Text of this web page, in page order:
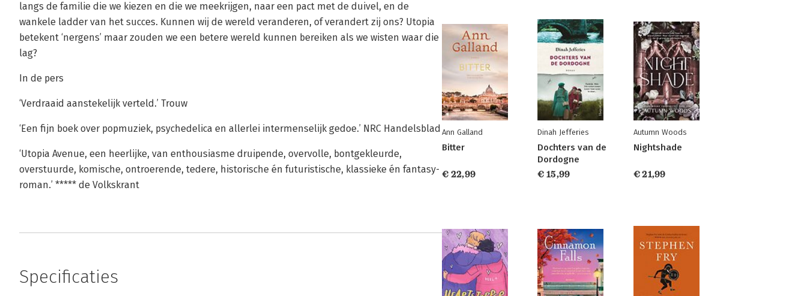
langs de familie die we kiezen en die we meekrijgen, naar een pact met de duivel, en de
wankele ladder van het succes. Kunnen wij de wereld veranderen, of verandert zij ons? Utopia
betekent ‘nergens’ maar zouden we een betere wereld kunnen bereiken als we wisten waar die
lag?
In de pers
‘Verdraaid aanstekelijk verteld.’ Trouw
‘Een fijn boek over popmuziek, psychedelica en allerlei intermenselijk gedoe.’ NRC Handelsblad
‘Utopia Avenue, een heerlijke, van enthousiasme druipende, overvolle, bontgekleurde,
overstuurde, komische, ontroerende, tedere, historische én futuristische, klassieke én fantasy­
roman.’ ***** de Volkskrant
Specificaties
Ann Galland
Bitter
€ 22,99
Dinah Jefferies
Dochters van de
Dordogne
€ 15,99
Autumn Woods
Nightshade
€ 21,99